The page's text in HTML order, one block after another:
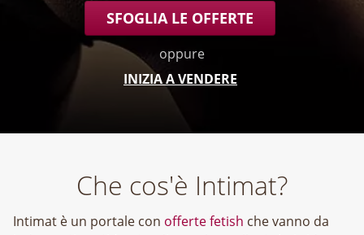
SFOGLIA LE OFFERTE
oppure
INIZIA A VENDERE
Che cos'è Intimat?
Intimat è un portale con offerte fetish che vanno da